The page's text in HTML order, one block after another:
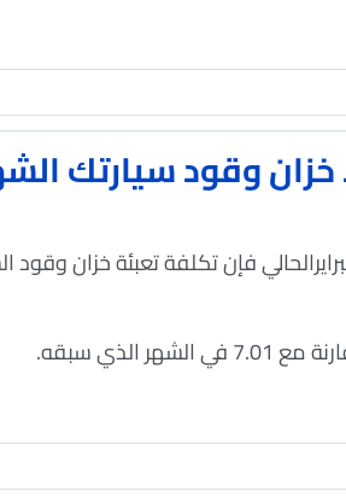
خزان وقود سيارتك
فإن تكلفة تعبئة خزان وقود